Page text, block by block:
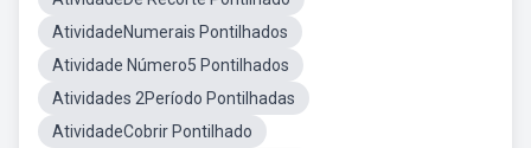
AtividadeNumerais Pontilhados
Atividade Número5 Pontilhados
Atividades 2Período Pontilhadas
AtividadeCobrir Pontilhado